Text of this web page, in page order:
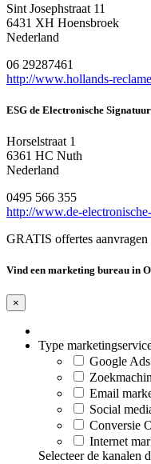
Sint Josephstraat 11
6431 XH Hoensbroek
Nederland
06 29287461
http://www.hollands-
ESG de Electronische
Horselstraat 1
6361 HC Nuth
Nederland
0495 566 355
http://www.de-
GRATIS offertes aanvragen
Vind een marketing bureau in
×
Type
Google
Email
Social
Conversie
Internet
Selecteer de kanalen